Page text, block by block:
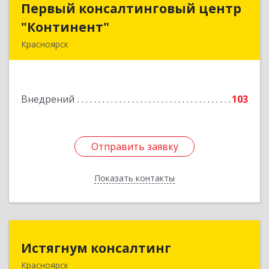
Первый консалтинговый центр
"Континент"
Красноярск
Внедрений 103
Отправить заявку
Показать контакты
Первый консалтинговый центр
Подробнее
Отправить заявку
Назад
Истягнум консалтинг
Красноярск